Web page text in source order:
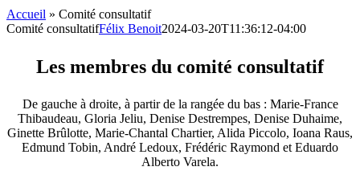
Accueil » Comité consultatif
Comité consultatifFélix Benoit2024-03-20T11:36:12-04:00
Les membres du comité consultatif
De gauche à droite, à partir de la rangée du bas : Marie-France
Thibaudeau, Gloria Jeliu, Denise Destrempes, Denise Duhaime,
Ginette Brûlotte, Marie-Chantal Chartier, Alida Piccolo, Ioana Raus,
Edmund Tobin, André Ledoux, Frédéric Raymond et Eduardo
Alberto Varela.